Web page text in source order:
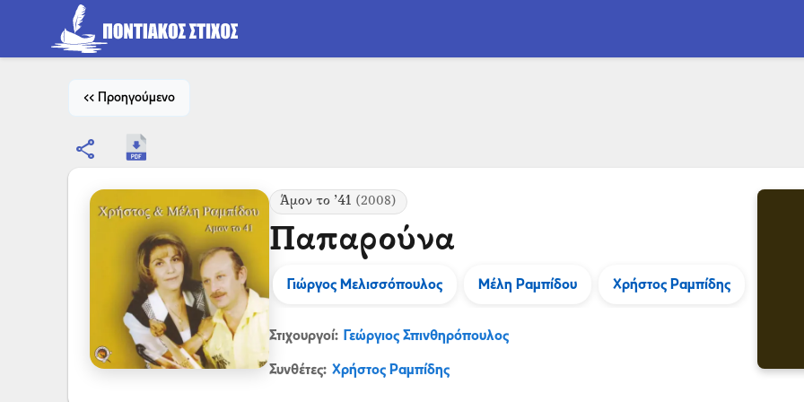
<< Προηγούμενο
share
Άμον το ’41 (2008)
Παπαρούνα
Γιώργος Μελισσόπουλος Μέλη Ραμπίδου Χρήστος Ραμπίδης
Στιχουργοί: Γεώργιος Σπινθηρόπουλος
Συνθέτες: Χρήστος Ραμπίδης